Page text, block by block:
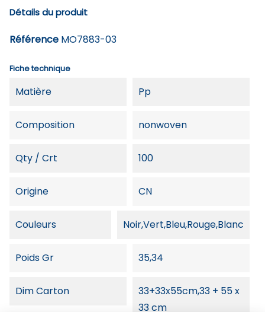
Détails du produit
Référence MO7883-03
Fiche technique
Matière Pp
Composition nonwoven
Qty / Crt 100
Origine CN
Couleurs Noir,Vert,Bleu,Rouge,Blanc
Poids Gr 35,34
Dim Carton
33+33x55cm,33 + 55 x
33 cm